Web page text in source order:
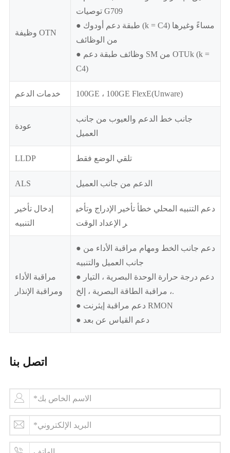
وظيفة OTN
توصيات G709
● طبقة دعم أودوك (k = C4) مساءً وغيرها
من الوظائف
● وظائف طبقة دعم SM من OTUk (k =
C4)
خدمات الدعم 100GE ، 100GE FlexE(Unware)
عودة
جانب خط الدعم والعيوب من جانب
العميل
LLDP تلقي الوضع فقط
ALS الدعم من جانب العميل
إدخال تأخير
التنبيه
دعم التنبيه المحلي خطأ تأخير الإدراج وتأخي
ر الإعداد الوقت
مراقبة الأداء
ومراقبة الإنذار
● دعم جانب الخط ومهام مراقبة الأداء من
جانب العميل والتنبيه
● دعم درجة حرارة الوحدة البصرية ، التيار
، مراقبة الطاقة البصرية ، إلخ.
● دعم مراقبة إيثرنت RMON
● دعم القياس عن بعد
اتصل بنا